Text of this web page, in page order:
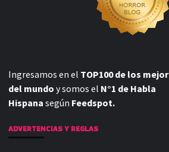
Ingresamos en el TOP100 de los
del mundo y somos el N°1 de Habla
Hispana según Feedspot.
ADVERTENCIAS Y REGLAS